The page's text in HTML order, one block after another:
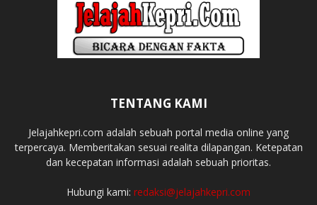
TENTANG KAMI
Jelajahkepri.com adalah sebuah portal media online yang
terpercaya. Memberitakan sesuai realita dilapangan. Ketepatan
dan kecepatan informasi adalah sebuah prioritas.
Hubungi kami: redaksi@jelajahkepri.com